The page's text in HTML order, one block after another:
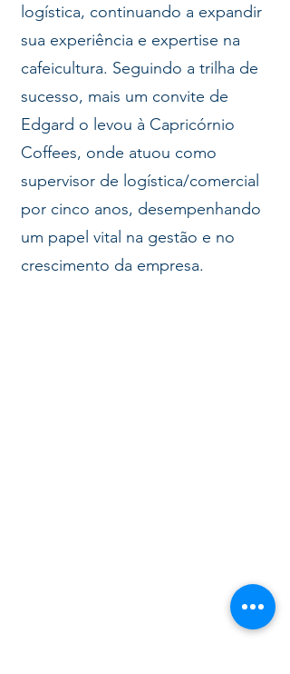
logística, continuando a expandir
sua experiência e expertise na
cafeicultura. Seguindo a trilha de
sucesso, mais um convite de
Edgard o levou à Capricórnio
Coffees, onde atuou como
supervisor de logística/comercial
por cinco anos, desempenhando
um papel vital na gestão e no
crescimento da empresa.